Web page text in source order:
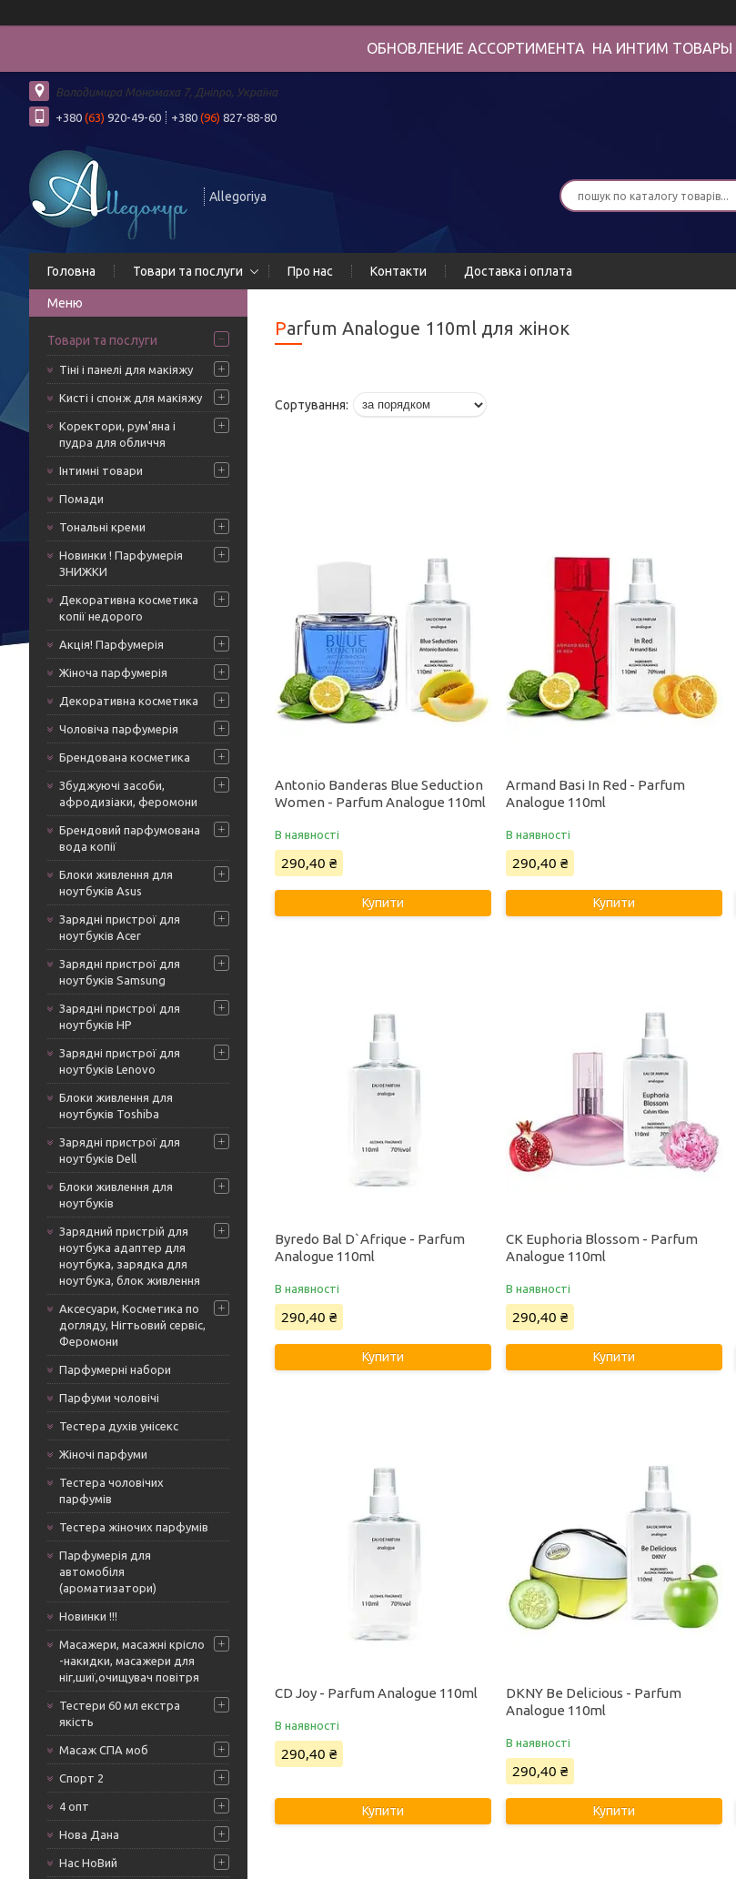
ОБНОВЛЕНИЕ АССОРТИМЕНТА НА ИНТИМ ТОВАРЫ
Володимира Мономаха 7, Дніпро, Україна
+380 (63) 920-49-60 +380 (96) 827-88-80
Allegoriya
Головна Товари та послуги Про нас Контакти Доставка і оплата
Товари та послуги
Тіні і панелі для макіяжу
Кисті і спонж для макіяжу
Коректори, рум'яна і
пудра для обличчя
Інтимні товари
Помади
Тональні креми
Новинки ! Парфумерія
ЗНИЖКИ
Декоративна косметика
копії недорого
Акція! Парфумерія
Жіноча парфумерія
Декоративна косметика
Чоловіча парфумерія
Брендована косметика
Збуджуючі засоби,
афродизіаки, феромони
Брендовий парфумована
вода копії
Блоки живлення для
ноутбуків Asus
Зарядні пристрої для
ноутбуків Acer
Зарядні пристрої для
ноутбуків Samsung
Зарядні пристрої для
ноутбуків HP
Зарядні пристрої для
ноутбуків Lenovo
Блоки живлення для
ноутбуків Toshiba
Зарядні пристрої для
ноутбуків Dell
Блоки живлення для
ноутбуків
Зарядний пристрій для
ноутбука адаптер для
ноутбука, зарядка для
ноутбука, блок живлення
Аксесуари, Косметика по
догляду, Нігтьовий сервіс,
Феромони
Парфумерні набори
Парфуми чоловічі
Тестера духів унісекс
Жіночі парфуми
Тестера чоловічих
парфумів
Тестера жіночих парфумів
Парфумерія для
автомобіля
(ароматизатори)
Новинки !!!
Масажери, масажні крісло
-накидки, масажери для
ніг,шиї,очищувач повітря
Тестери 60 мл екстра
якість
Масаж СПА моб
Спорт 2
4 опт
Нова Дана
Нас НоВий
Parfum Analogue 110ml для жінок
Antonio Banderas Blue Seduction
Women - Parfum Analogue 110ml
В наявності
290,40 ₴
Купити
Armand Basi In Red - Parfum
Analogue 110ml
В наявності
290,40 ₴
Купити
Byredo Bal D`Afrique - Parfum
Analogue 110ml
В наявності
290,40 ₴
Купити
CK Euphoria Blossom - Parfum
Analogue 110ml
В наявності
290,40 ₴
Купити
CD Joy - Parfum Analogue 110ml
В наявності
290,40 ₴
Купити
DKNY Be Delicious - Parfum
Analogue 110ml
В наявності
290,40 ₴
Купити